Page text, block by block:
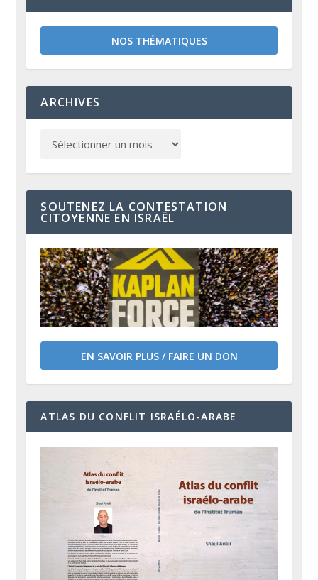
NOS THÉMATIQUES
ARCHIVES
SOUTENEZ LA CONTESTATION
CITOYENNE EN ISRAËL
EN SAVOIR PLUS / FAIRE UN DON
ATLAS DU CONFLIT ISRAÉLO-ARABE